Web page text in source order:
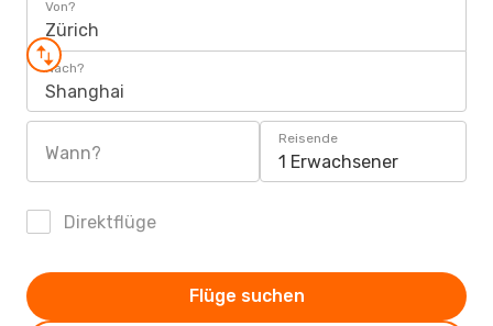
Von?
Zürich
Nach?
Shanghai
Wann?
Reisende
1 Erwachsener
Direktflüge
Flüge suchen